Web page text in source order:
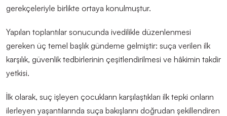
gerekçeleriyle birlikte ortaya konulmuştur.
Yapılan toplantılar sonucunda ivedilikle düzenlenmesi
gereken üç temel başlık gündeme gelmiştir: suça verilen ilk
karşılık, güvenlik tedbirlerinin çeşitlendirilmesi ve hâkimin takdir
yetkisi.
İlk olarak, suç işleyen çocukların karşılaştıkları ilk tepki onların
ilerleyen yaşantılarında suça bakışlarını doğrudan şekillendiren